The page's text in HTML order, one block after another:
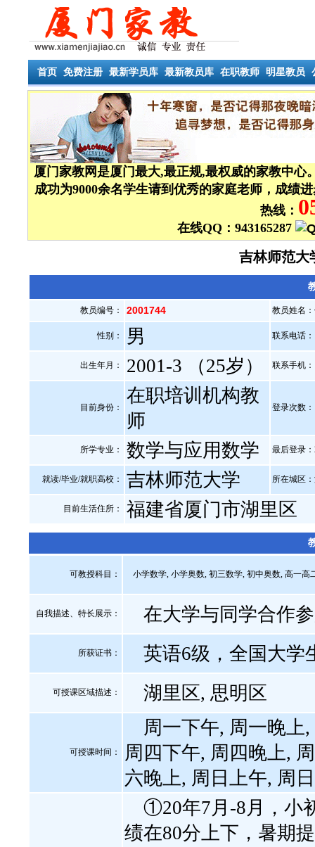
首页 免费注册 最新学员库 最新教员库 在职教师 明星教员
厦门家教网是厦门最大,最正规,最权威的家教中心
成功为9000余名学生请到优秀的家庭老师，成绩
热线：
在线QQ：943165287
吉林师范
教员编号： 2001744 教员姓名
性别： 男 联系电话：
出生年月： 2001-3 （25岁） 联系手机：
目前身份：
在职培训机构教
师
登录次数：
所学专业： 数学与应用数学 最后登录：
就读/毕业/就职高校： 吉林师范大学 所在城区
目前生活住所： 福建省厦门市湖里区
可教授科目： 小学数学, 小学奥数, 初三数学, 初中奥数, 高一高
自我描述、特长展示 ： 在大学与同学合作
所获证书 ： 英语6级，全国大学
可授课区域描述： 湖里区, 思明区
可授课时间：
周一下午, 周一晚上
周四下午, 周四晚上,
六晚上, 周日上午, 周
①20年7月-8月，小
绩在80分上下，暑期